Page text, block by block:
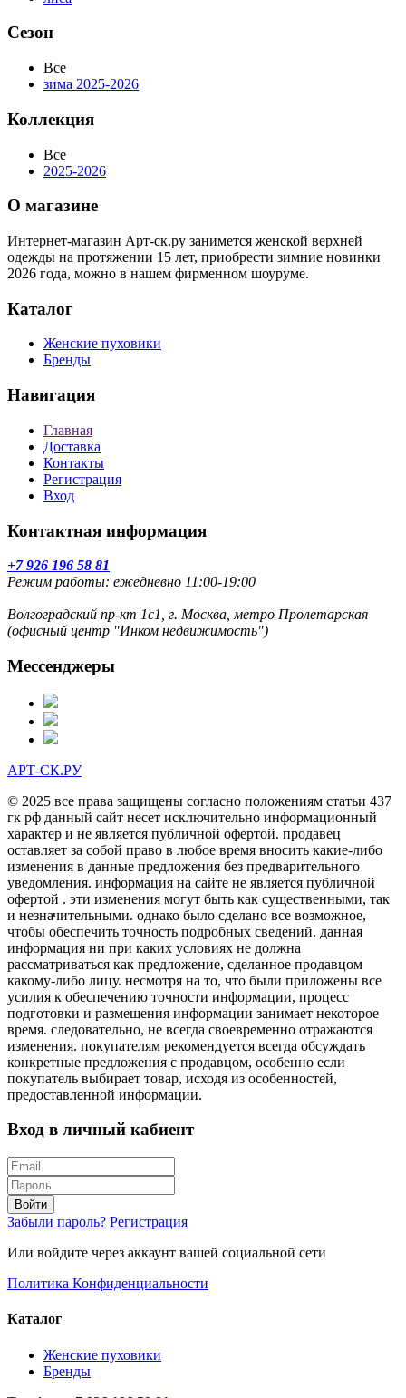
Сезон
Все
зима 2025-2026
Коллекция
Все
2025-2026
О магазине
Интернет-магазин Арт-ск.ру занимется женской верхней
одежды на протяжении 15 лет, приобрести зимние новинки
2026 года, можно в нашем фирменном шоуруме.
Каталог
Женские пуховики
Бренды
Навигация
Главная
Доставка
Контакты
Регистрация
Вход
Контактная информация
+7 926 196 58 81
Режим работы: ежедневно 11:00-19:00
Волгоградский пр-кт 1с1, г. Москва, метро Пролетарская
(офисный центр "Инком недвижимость")
Мессенджеры
АРТ-СК.РУ
© 2025 все права защищены согласно положениям статьи 437
гк рф данный сайт несет исключительно информационный
характер и не является публичной офертой. продавец
оставляет за собой право в любое время вносить какие-либо
изменения в данные предложения без предварительного
уведомления. информация на сайте не является публичной
офертой . эти изменения могут быть как существенными, так
и незначительными. однако было сделано все возможное,
чтобы обеспечить точность подробных сведений. данная
информация ни при каких условиях не должна
рассматриваться как предложение, сделанное продавцом
какому-либо лицу. несмотря на то, что были приложены все
усилия к обеспечению точности информации, процесс
подготовки и размещения информации занимает некоторое
время. следовательно, не всегда своевременно отражаются
изменения. покупателям рекомендуется всегда обсуждать
конкретные предложения с продавцом, особенно если
покупатель выбирает товар, исходя из особенностей,
предоставленной информации.
Вход в личный кабиент
Войти
Забыли пароль? Регистрация
Или войдите через аккаунт вашей социальной сети
Политика Конфиденциальности
Каталог
Женские пуховики
Бренды